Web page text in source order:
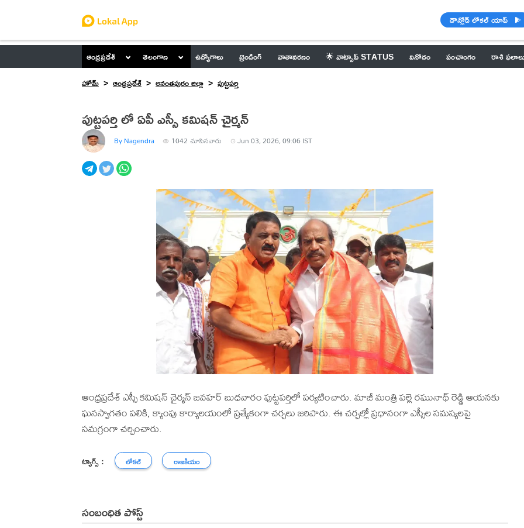
డౌన్లోడ్ లోకల్ యాప్
ఆంధ్రప్రదేశ్ తెలంగాణ ఉద్యోగాలు ట్రెండింగ్ వాతావరణం 🌟 వాట్సాప్ STATUS వినోదం పంచాంగం రాశి
హోమ్
ఆంధ్రప్రదేశ్ అనంతపురం జిల్లా పుట్టపర్తి
పుట్టపర్తి లో ఏపీ ఎస్సీ కమిషన్ చైర్మన్
By Nagendra 1042 చూసినవారు Jun 03, 2026, 09:06 IST
ఆంధ్రప్రదేశ్ ఎస్సీ కమిషన్ చైర్మన్ జవహర్ బుధవారం పుట్టపర్తిలో పర్యటించారు. మాజీ మంత్రి పల్లె రఘునాథ్ రెడ్డి ఆయనకు
ఘనస్వాగతం పలికి, క్యాంపు కార్యాలయంలో ప్రత్యేకంగా చర్చలు జరిపారు. ఈ చర్చల్లో ప్రధానంగా ఎస్సీల సమస్యలపై
సమగ్రంగా చర్చించారు.
ట్యాగ్స్ : లోకల్ రాజకీయం
సంబంధిత పోస్ట్